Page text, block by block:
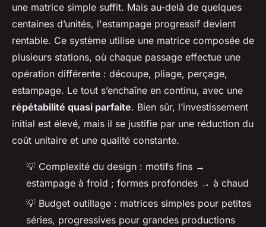
une matrice simple suffit. Mais au-delà de quelques
centaines d’unités, l'estampage progressif devient
rentable. Ce système utilise une matrice composée de
plusieurs stations, où chaque passage effectue une
opération différente : découpe, pliage, perçage,
estampage. Le tout s’enchaîne en continu, avec une
répétabilité quasi parfaite. Bien sûr, l’investissement
initial est élevé, mais il se justifie par une réduction du
coût unitaire et une qualité constante.
💡 Complexité du design : motifs fins →
estampage à froid ; formes profondes → à chaud
💡 Budget outillage : matrices simples pour petites
séries, progressives pour grandes productions